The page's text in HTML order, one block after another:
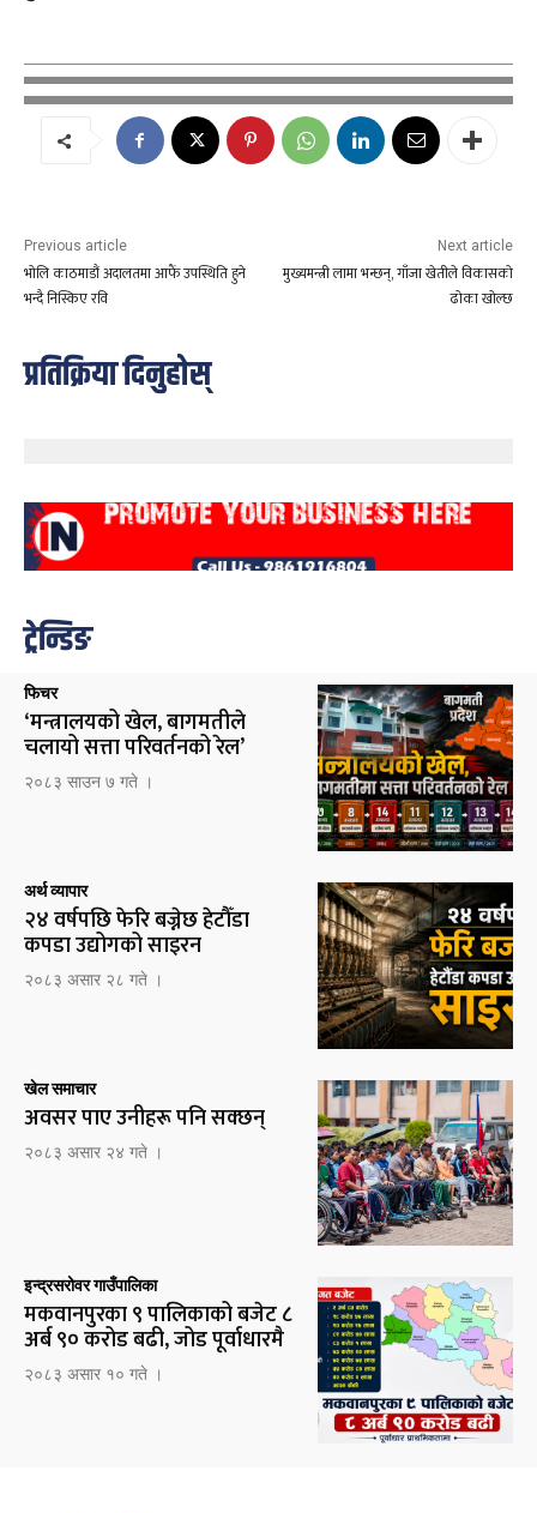
Previous article
भोलि काठमाडौं अदालतमा आफैं उपस्थिति हुने
भन्दै निस्किए रवि
Next article
मुख्यमन्त्री लामा भन्छन्, गाँजा खेतीले विकासको
ढोका खोल्छ
प्रतिक्रिया दिनुहोस्
ट्रेन्डिङ
फिचर
‘मन्त्रालयको खेल, बागमतीले
चलायो सत्ता परिवर्तनको रेल’
२०८३ साउन ७ गते ।
अर्थ व्यापार
२४ वर्षपछि फेरि बज्नेछ हेटौँडा
कपडा उद्योगको साइरन
२०८३ असार २८ गते ।
खेल समाचार
अवसर पाए उनीहरू पनि सक्छन्
२०८३ असार २४ गते ।
इन्द्रसरोवर गाउँपालिका
मकवानपुरका ९ पालिकाको बजेट ८
अर्ब ९० करोड बढी, जोड पूर्वाधारमै
२०८३ असार १० गते ।